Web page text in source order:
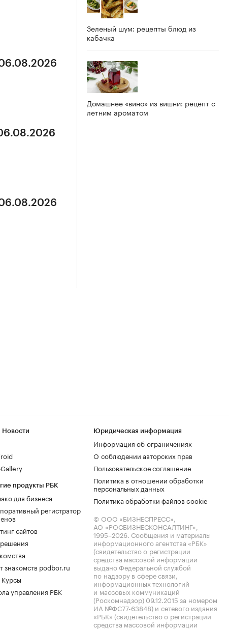
06.08.2026
06.08.2026
Зеленый шум: рецепты блюд из
кабачка
Домашнее «вино» из вишни: рецепт с
летним ароматом
Новости
продукты РБК
для бизнеса
регистратор
сайтов
знакомств podbor.ru
управления РБК
Юридическая информация
Информация об ограничениях
О соблюдении авторских прав
Пользовательское соглашение
Политика в отношении обработки
персональных данных
Политика обработки файлов cookie
© ООО «БИЗНЕСПРЕСС»,
АО «РОСБИЗНЕСКОНСАЛТИНГ»,
1995–2026. Сообщения и материалы
информационного агентства «РБК»
(свидетельство о регистрации
средства массовой информации
выдано Федеральной службой
по надзору в сфере связи,
информационных технологий
и массовых коммуникаций
(Роскомнадзор) 09.12.2015 за номером
ИА №ФС77-63848) и сетевого издания
«РБК» (свидетельство о регистрации
средства массовой информации